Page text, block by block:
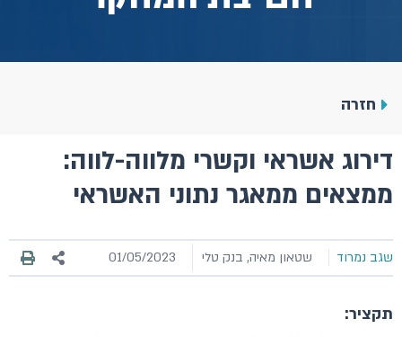
חזרה
דירוג אשראי וקשרי מלווה-לווה:
ממצאים ממאגר נתוני האשראי
שגב נמרוד שטאון מאיה, בנק טלי 01/05/2023
תקציר: